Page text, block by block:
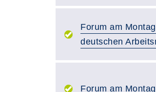
Forum am
deutschen
Forum am